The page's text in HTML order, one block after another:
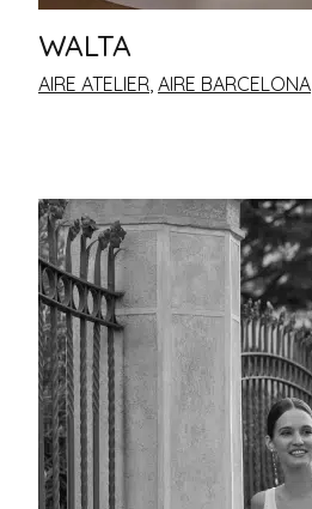
WALTA
AIRE ATELIER, AIRE BARCELONA